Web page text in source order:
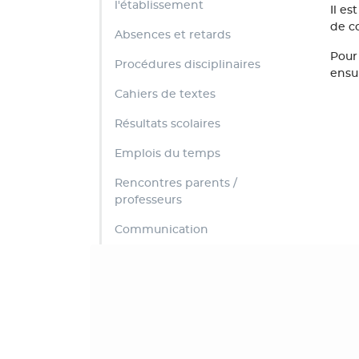
l'établissement
Absences et retards
Procédures disciplinaires
Cahiers de textes
Résultats scolaires
Emplois du temps
Rencontres parents /
professeurs
Communication
Il
de